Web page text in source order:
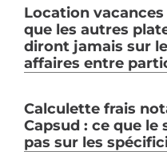
Location
que les autres
diront jamais sur
affaires entre
Calculette frais
Capsud : ce que
pas sur les